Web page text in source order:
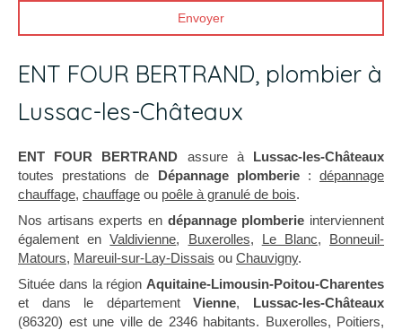
Envoyer
ENT FOUR BERTRAND, plombier à
Lussac-les-Châteaux
ENT FOUR BERTRAND assure à Lussac-les-Châteaux
toutes prestations de Dépannage plomberie:dépannage
chauffage, chauffage ou poêle à granulé de bois.
Nos artisans experts en dépannage plomberie interviennent
également enValdivienne, Buxerolles, Le Blanc, Bonneuil-
Matours, Mareuil-sur-Lay-Dissais ou Chauvigny.
Située dans la région Aquitaine-Limousin-Poitou-Charentes
et dans le départementVienne, Lussac-les-Châteaux
(86320) est une ville de 2346 habitants. Buxerolles, Poitiers,